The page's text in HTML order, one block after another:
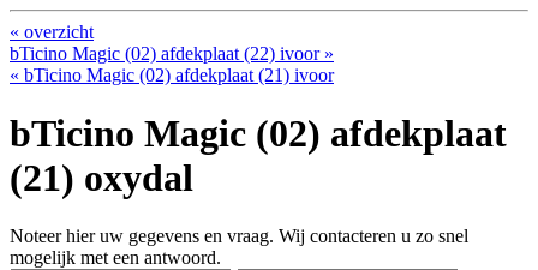
« overzicht
bTicino Magic (02) afdekplaat (22) ivoor »
« bTicino Magic (02) afdekplaat (21) ivoor
bTicino Magic (02) afdekplaat
(21) oxydal
Noteer hier uw gegevens en vraag. Wij contacteren u zo snel
mogelijk met een antwoord.